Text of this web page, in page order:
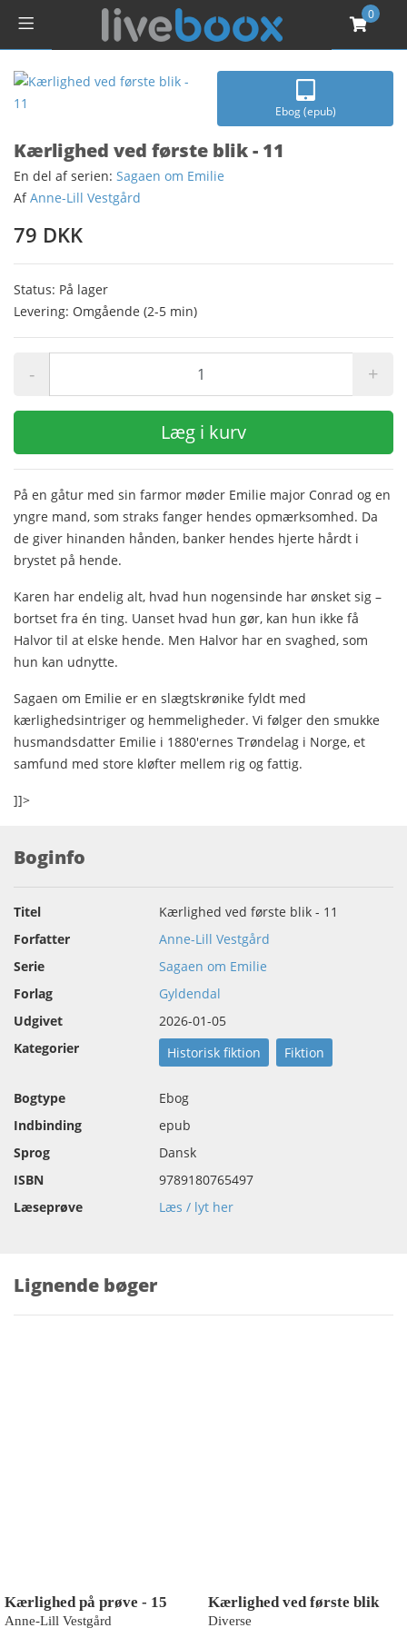
0
Ebog (epub)
Kærlighed ved første blik - 11
En del af serien: Sagaen om Emilie
AfAnne-Lill Vestgård
79 DKK
Status: På lager
Levering: Omgående (2-5 min)
- +
Læg i kurv
På en gåtur med sin farmor møder Emilie major Conrad og en
yngre mand, som straks fanger hendes opmærksomhed. Da
de giver hinanden hånden, banker hendes hjerte hårdt i
brystet på hende.
Karen har endelig alt, hvad hun nogensinde har ønsket sig –
bortset fra én ting. Uanset hvad hun gør, kan hun ikke få
Halvor til at elske hende. Men Halvor har en svaghed, som
hun kan udnytte.
Sagaen om Emilie er en slægtskrønike fyldt med
kærlighedsintriger og hemmeligheder. Vi følger den smukke
husmandsdatter Emilie i 1880'ernes Trøndelag i Norge, et
samfund med store kløfter mellem rig og fattig.
]]>
Boginfo
Titel
Kærlighed ved første blik - 11
Forfatter
Anne-Lill Vestgård
Serie
Sagaen om Emilie
Forlag
Gyldendal
Udgivet
2026-01-05
Kategorier
Historisk fiktion Fiktion
Bogtype
Ebog
Indbinding
epub
Sprog
Dansk
ISBN
9789180765497
Læseprøve
Læs / lyt her
Lignende bøger
Kærlighed på prøve - 15
Anne-Lill Vestgård
Kærlighed ved første blik
Diverse